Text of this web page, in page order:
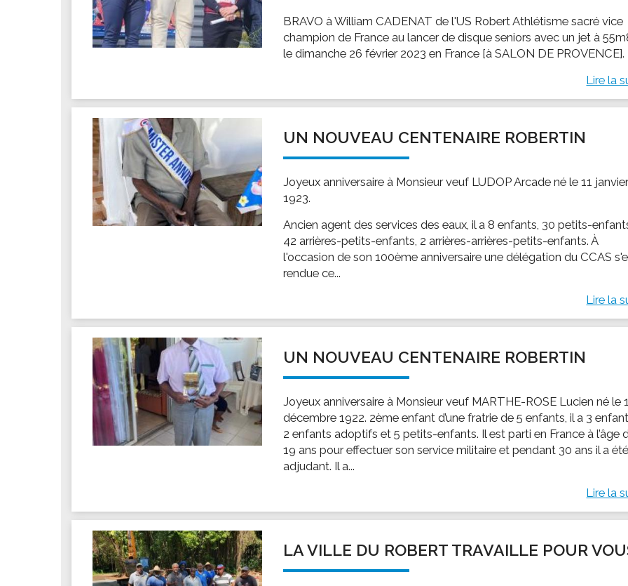
BRAVO à William CADENAT de l'US Robert Athlétisme sacré vice
champion de France au lancer de disque seniors avec un jet à
le dimanche 26 février 2023 en France [à SALON DE PROVENCE].
Lire la
UN NOUVEAU CENTENAIRE ROBERTIN
Joyeux anniversaire à Monsieur veuf LUDOP Arcade né le 11
1923.
Ancien agent des services des eaux, il a 8 enfants, 30 petits-
42 arrières-petits-enfants, 2 arrières-arrières-petits-enfants. À
l'occasion de son 100ème anniversaire une délégation du CCAS
rendue ce...
Lire la
UN NOUVEAU CENTENAIRE ROBERTIN
Joyeux anniversaire à Monsieur veuf MARTHE-ROSE Lucien né le
décembre 1922. 2ème enfant d’une fratrie de 5 enfants, il a 3
2 enfants adoptifs et 5 petits-enfants. Il est parti en France à l’âge
19 ans pour effectuer son service militaire et pendant 30 ans il a été
adjudant. Il a...
Lire la
LA VILLE DU ROBERT TRAVAILLE POUR